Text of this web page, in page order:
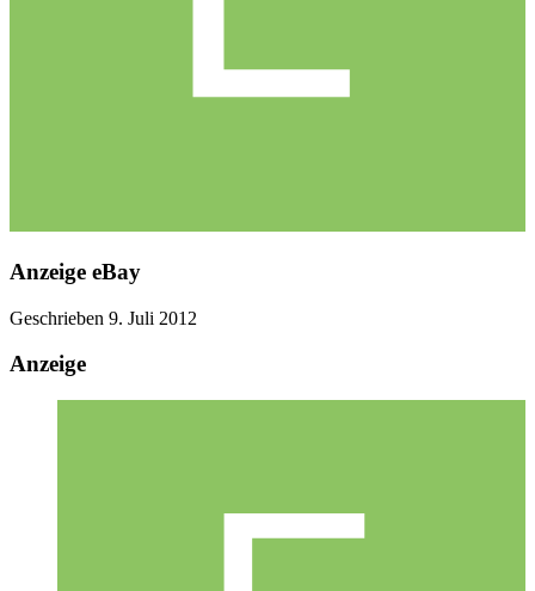
Anzeige eBay
Geschrieben 9. Juli 2012
Anzeige